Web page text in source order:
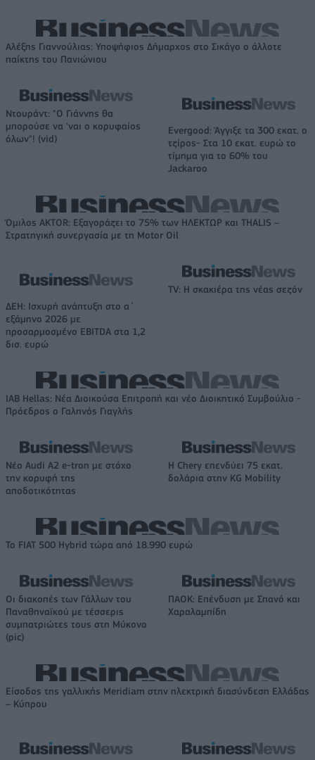
Αλέξης Γιαννούλιας: Υποψήφιος Δήμαρχος στο Σικάγο ο άλλοτε
παίκτης του Πανιώνιου
Ντουράντ: "Ο Γιάννης θα
μπορούσε να 'ναι ο κορυφαίος
όλων"! (vid)
Evergood: Άγγιξε τα 300 εκατ. ο
τζίρος- Στα 10 εκατ. ευρώ το
τίμημα για το 60% του
Jackaroo
Όμιλος AKTOR: Εξαγοράζει το 75% των ΗΛΕΚΤΩΡ και THALIS –
Στρατηγική συνεργασία με τη Motor Oil
ΔΕΗ: Ισχυρή ανάπτυξη στο α΄
εξάμηνο 2026 με
προσαρμοσμένο EBITDA στα 1,2
δισ. ευρώ
TV: Η σκακιέρα της νέας σεζόν
IAB Hellas: Νέα Διοικούσα Επιτροπή και νέο Διοικητικό Συμβούλιο -
Πρόεδρος ο Γαληνός Γιαγλής
Νέο Audi A2 e-tron με στόχο
την κορυφή της
αποδοτικότητας
Η Chery επενδύει 75 εκατ.
δολάρια στην KG Mobility
Το FIAT 500 Hybrid τώρα από 18.990 ευρώ
Οι διακοπές των Γάλλων του
Παναθηναϊκού με τέσσερις
συμπατριώτες τους στη Μύκονο
(pic)
ΠΑΟΚ: Επένδυση με Σπανό και
Χαραλαμπίδη
Είσοδος της γαλλικής Meridiam στην ηλεκτρική διασύνδεση Ελλάδας
– Κύπρου